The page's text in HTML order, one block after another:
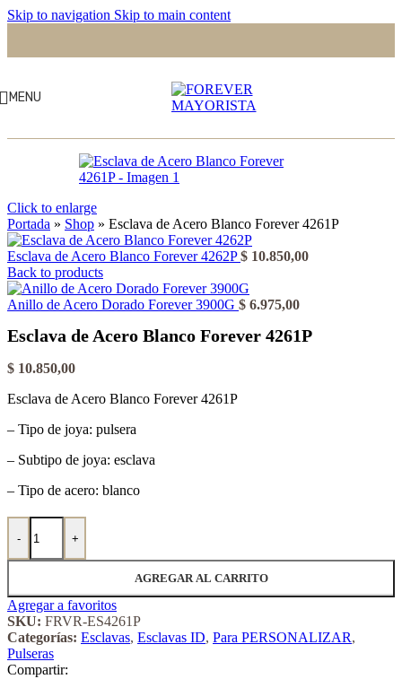
Skip to navigation Skip to main content
MENU
Click to enlarge
Portada » Shop » Esclava de Acero Blanco Forever 4261P
Esclava de Acero Blanco Forever 4262P$ 10.850,00
Back to products
Anillo de Acero Dorado Forever 3900G $ 6.975,00
Esclava de Acero Blanco Forever 4261P
$ 10.850,00
Esclava de Acero Blanco Forever 4261P
– Tipo de joya: pulsera
– Subtipo de joya: esclava
– Tipo de acero: blanco
-
Esclava de Acero Blanco Forever 4261P cantidad
+
AGREGAR AL CARRITO
Agregar a favoritos
SKU: FRVR-ES4261P
Categorías: Esclavas, Esclavas ID, Para PERSONALIZAR,
Pulseras
Compartir: